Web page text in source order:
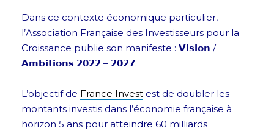
Dans ce contexte économique particulier,
l’Association Française des Investisseurs pour la
Croissance publie son manifeste : 𝗩𝗶𝘀𝗶𝗼𝗻 /
𝗔𝗺𝗯𝗶𝘁𝗶𝗼𝗻𝘀 𝟮𝟬𝟮𝟮 – 𝟮𝟬𝟮𝟳.
L’objectif de France Invest est de doubler les
montants investis dans l’économie française à
horizon 5 ans pour atteindre 60 milliards